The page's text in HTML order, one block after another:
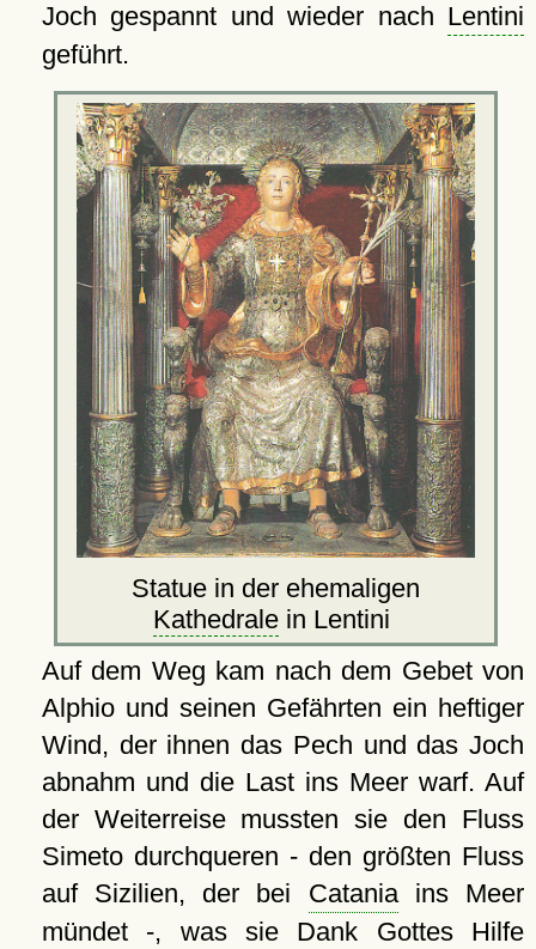
Joch gespannt und wieder nach Lentini
geführt.
Statue in der ehemaligen
Kathedrale in Lentini
Auf dem Weg kam nach dem Gebet von
Alphio und seinen Gefährten ein heftiger
Wind, der ihnen das Pech und das Joch
abnahm und die Last ins Meer warf. Auf
der Weiterreise mussten sie den Fluss
Simeto durchqueren - den größten Fluss
auf Sizilien, der bei Cataniains Meer
mündet -, was sie Dank Gottes Hilfe